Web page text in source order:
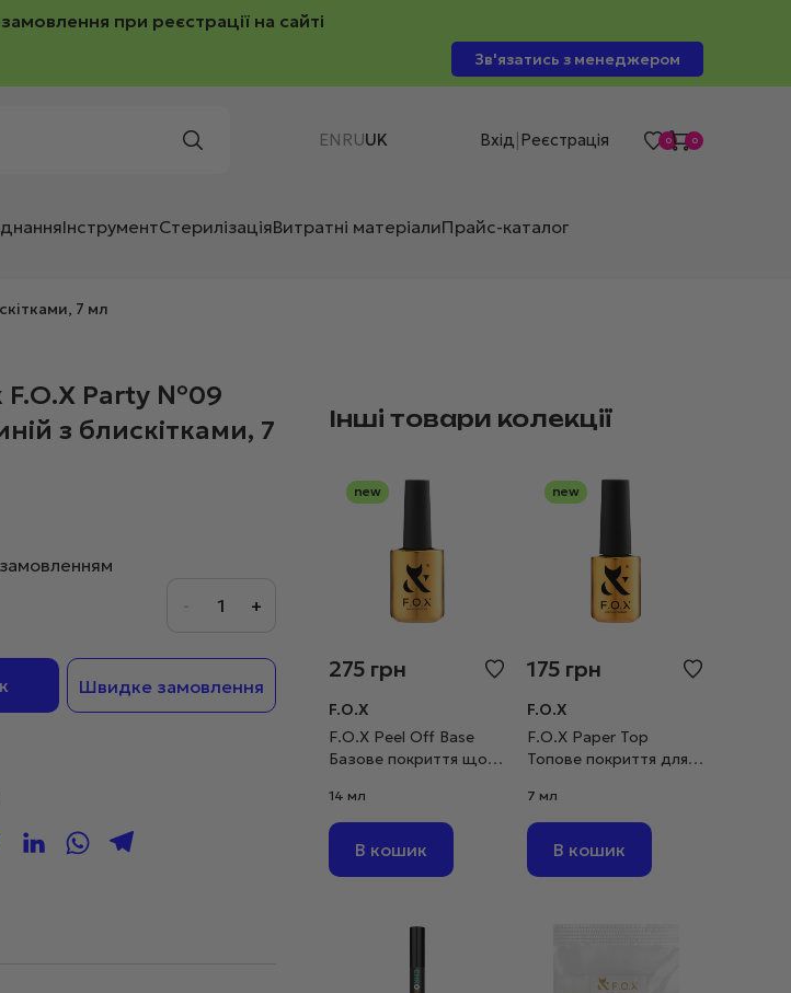
при реєстрації на сайті
Зв'язатись з менеджером
EN RUUK Вхід Реєстрація 0 0
ІнструментСтерилізаціяВитратні матеріалиПрайс-каталог
7 мл
F.O.X Party №09
з блискітками, 7
Швидке замовлення
Інші товари колекції
new
275 грн
F.O.X
F.O.X Peel Off Base
Базове покриття що
14 мл
В кошик
new
175 грн
F.O.X
F.O.X Paper Top
Топове покриття для
мл
7 мл
В кошик